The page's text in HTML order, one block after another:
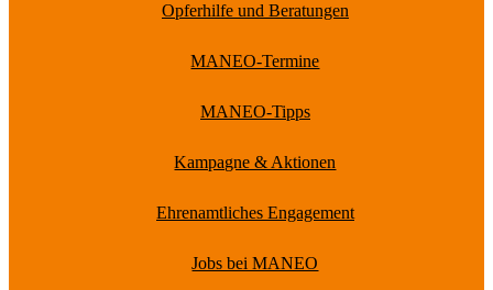
Opferhilfe und Beratungen
MANEO-Termine
MANEO-Tipps
Kampagne & Aktionen
Ehrenamtliches Engagement
Jobs bei MANEO